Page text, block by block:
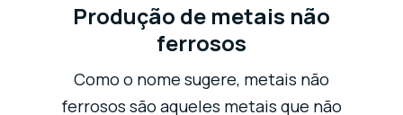
Produção de metais não
ferrosos
Como o nome sugere, metais não
ferrosos são aqueles metais que não